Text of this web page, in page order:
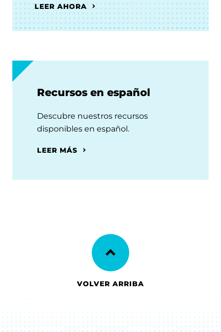
LEER AHORA
Recursos en español
Descubre nuestros recursos
disponibles en español.
LEER MÁS
VOLVER ARRIBA